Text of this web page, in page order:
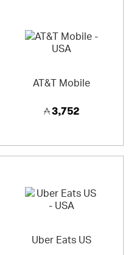
AT&T Mobile
3,752
Uber Eats US